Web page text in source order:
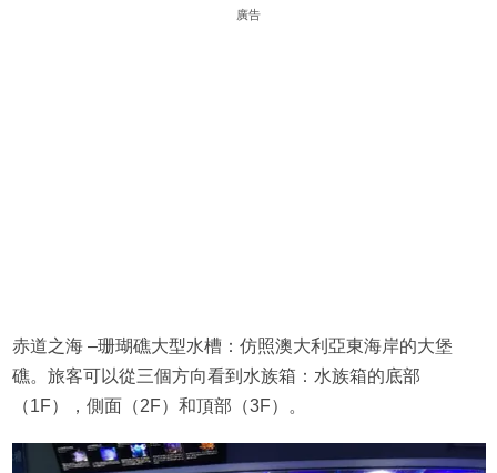
廣告
赤道之海 –珊瑚礁大型水槽：仿照澳大利亞東海岸的大堡
礁。旅客可以從三個方向看到水族箱：水族箱的底部
（1F），側面（2F）和頂部（3F）。